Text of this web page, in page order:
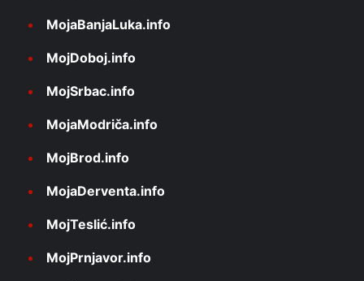
MojaBanjaLuka.info
MojDoboj.info
MojSrbac.info
MojaModriča.info
MojBrod.info
MojaDerventa.info
MojTeslić.info
MojPrnjavor.info